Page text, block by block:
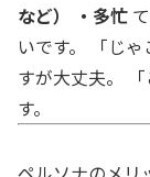
など）
・多忙
いです。 「じ
すが大丈夫。
す。